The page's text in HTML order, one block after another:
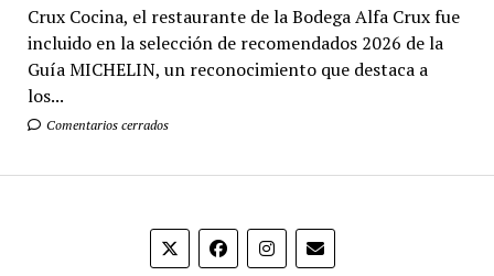
Crux Cocina, el restaurante de la Bodega Alfa Crux fue
incluido en la selección de recomendados 2026 de la
Guía MICHELIN, un reconocimiento que destaca a
los...
Comentarios cerrados